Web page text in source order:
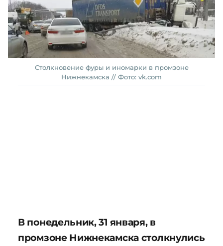
Столкновение фуры и иномарки в промзоне
Нижнекамска // Фото: vk.com
В понедельник, 31 января, в
промзоне Нижнекамска столкнулись